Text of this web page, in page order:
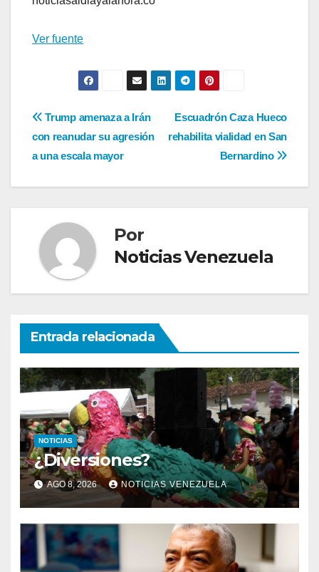
Ver fuente
Navegación
de
entradas
Escuadrón Caza Hueco
rehabilita vialidad en San
Bernardino
Trump amenaza a Irán
con reanudar su agresión
a una escala mayor
Por
Noticias Venezuela
Entrada relacionada
NOTICIAS
¿Diversiones?
AGO 8, 2026 NOTICIAS VENEZUELA